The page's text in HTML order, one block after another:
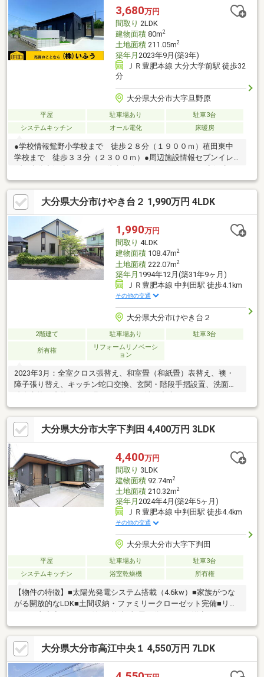
場合があります。＼土日祝日も営業中！／＜メール登録で優先的
に新着物件配信可能です！＞株式会社いふうＴＥＬ：０９７－５
３３－２０２２ ＦＡＸ：０９７－５２９－７１６０
3,680万円
間取り 2LDK
建物面積80m2
土地面積211.05m2
築年月 2023年9月(築3年)
ＪＲ豊肥本線 大分大学前駅 徒歩32
分
大分県大分市大字旦野原
平屋 駐車場あり
駐車3台
システムキッチン
オール電化 床暖房
●学校情報鴛野小学校まで 徒歩２８分（１９００ｍ）稙田東中
学校まで 徒歩３３分（２３００ｍ）●周辺施設情報セブンイレ
ブン大分高江店まで・・・徒歩８分（５００ｍ）アテオ高江店ま
で・・・徒歩２７分（１８００ｍ）●ハザードマップ情報本物件
はハザードマップによる浸水想定区域には指定されていません
が、指定されていない区域においても浸水が発生する場合があり
ます。また、本物件は土砂災害警戒区域に指定されていません
が、近隣で指定されている場所があります。＼土日祝日も営業
中！／＜メール登録で優先的に新着物件配信可能です！＞不動産
売買は『株式会社いふう』にお任せください！
大分県大分市けやき台２ 1,990万円 4LDK
1,990万円
間取り 4LDK
建物面積108.47m2
土地面積222.07m2
築年月 1994年12月(築31年9ヶ月)
ＪＲ豊肥本線 中判田駅 徒歩4.1km
その他の交通
大分県大分市けやき台２
2階建て 駐車場あり 駐車3台
所有権
リフォームリノベーシ
ョン
2023年3月：全室クロス張替え、和室畳（和紙畳）表替え、襖・
障子張り替え、キッチン蛇口交換、玄関・階段手摺設置、洗面化
張替え、コンセント・スイッチプレート交換、リビングドア交
換、カーポート屋根補修2024年7月：外壁・屋根 スチール物置
塗装、雨樋交換、網戸張替え2024年3月：LDK内壁撤去、LDK床張
り替え【周辺環境】■けやき台わんぱく広場まで120m■大分市立
戸次小学校まで1.8km■大分市立戸次中学校まで2km【営業時間】
9：00～18：00（定休日：毎週水曜日、木曜日）
大分県大分市大字下判田 4,400万円 3LDK
4,400万円
間取り 3LDK
建物面積92.74m2
土地面積210.32m2
築年月 2024年4月(築2年5ヶ月)
ＪＲ豊肥本線 中判田駅 徒歩4.4km
その他の交通
大分県大分市大字下判田
平屋 駐車場あり
駐車3台
システムキッチン
浴室乾燥機 所有権
【物件の特徴】■太陽光発電システム搭載（4.6kw）■家族がつな
がる開放的なLDK■土間収納・ファミリークローゼット完備■リビ
デッキ・倉庫付き■駐車3台可能【周辺環境】■ローソン大分京が
丘南一丁目店まで1km■新鮮市場松岡店まで2.4km■大分市立松岡
小学校まで2.7km■大分市立大東中学校まで6.3km【営業時間】9：
00～18：00この時間帯はお電話でのお問い合わせがスムーズにご
案内できます。電話でお問い合わせのボタンよりお気軽にお電話
大分県大分市高江中央１ 4,550万円 7LDK